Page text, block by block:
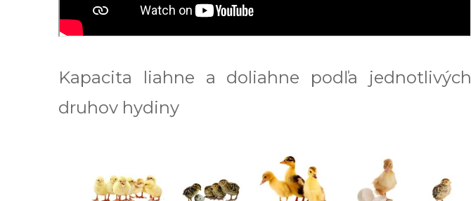
Kapacita liahne a doliahne podľa jednotlivých
druhov hydiny